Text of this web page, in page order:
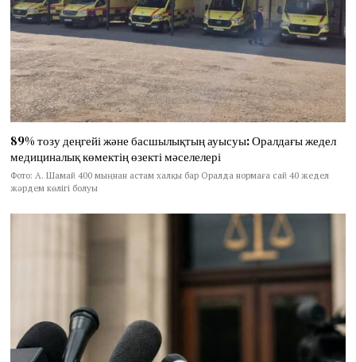
89% тозу деңгейі және басшылықтың ауысуы: Оралдағы жедел
медициналық көмектің өзекті мәселелері
Фото: А. Шамай 400 мыңнан астам халқы бар Оралда нормаға сай 40 жедел
жәрдем көлігі болуы